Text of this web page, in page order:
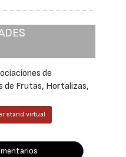
de
de Frutas, Hortalizas,
stand virtual